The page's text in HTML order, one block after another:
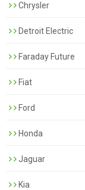
Chrysler
Detroit Electric
Faraday Future
Fiat
Ford
Honda
Jaguar
Kia